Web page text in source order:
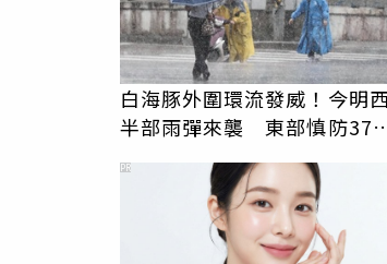
白海豚外圍環流發威！今明
半部雨彈來襲 東部慎防37
PR